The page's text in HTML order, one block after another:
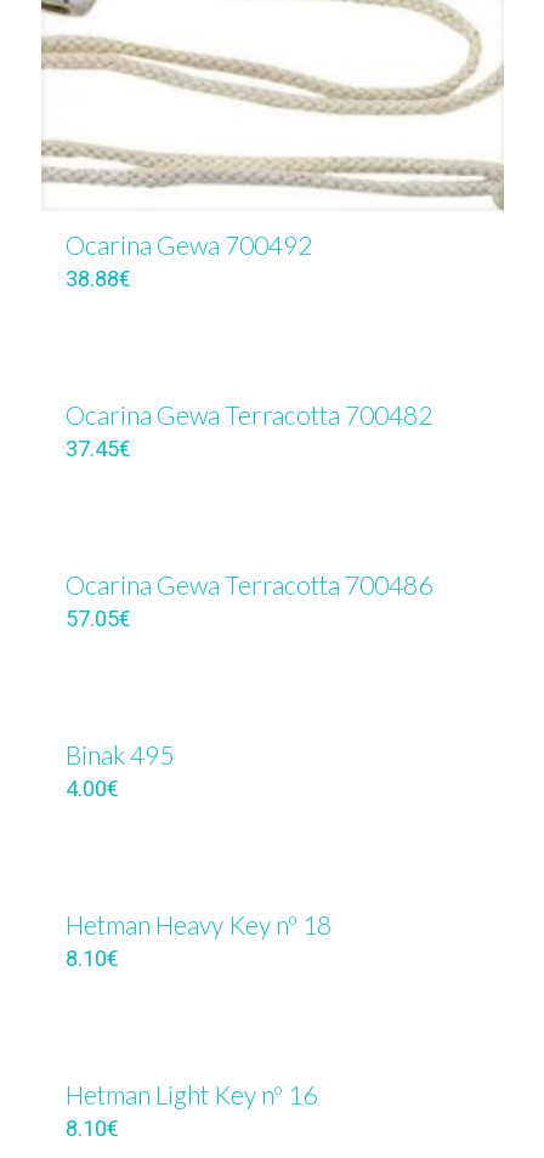
Ocarina Gewa 700492
38.88€
Ocarina Gewa Terracotta 700482
37.45€
Ocarina Gewa Terracotta 700486
57.05€
Binak 495
4.00€
Hetman Heavy Key nº 18
8.10€
Hetman Light Key nº 16
8.10€